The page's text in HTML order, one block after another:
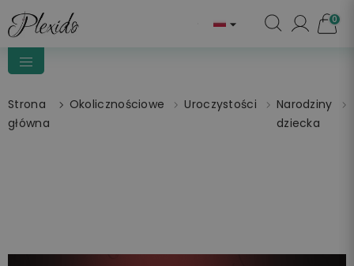
 0
Strona
główna
Okolicznościowe Uroczystości
Narodziny
dziecka